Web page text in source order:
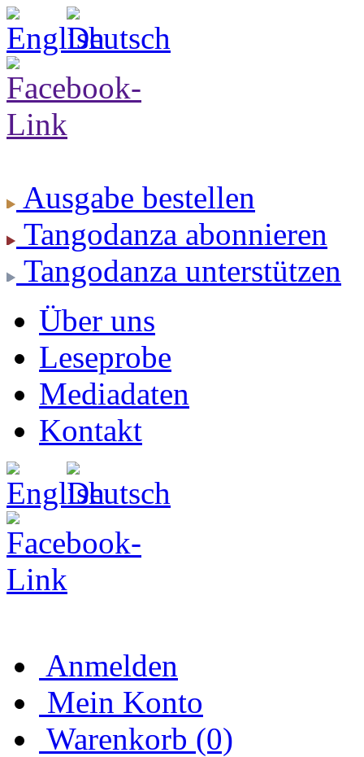
Ausgabe bestellen
Tangodanza abonnieren
Tangodanza unterstützen
Über uns
Leseprobe
Mediadaten
Kontakt
Anmelden
Mein Konto
Warenkorb (0)